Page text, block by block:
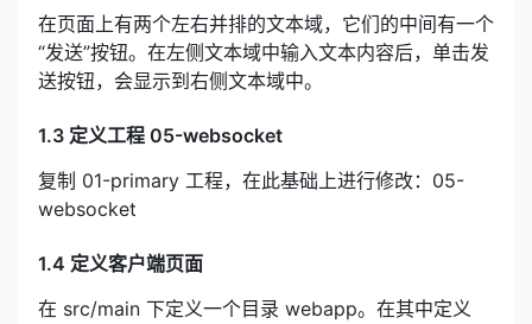
在页面上有两个左右并排的文本域，它们的中间有一个
“发送”按钮。在左侧文本域中输入文本内容后，单击发
送按钮，会显示到右侧文本域中。
1.3 定义工程 05-websocket
复制 01-primary 工程，在此基础上进行修改：05-
websocket
1.4 定义客户端页面
在 src/main 下定义一个目录 webapp。在其中定义